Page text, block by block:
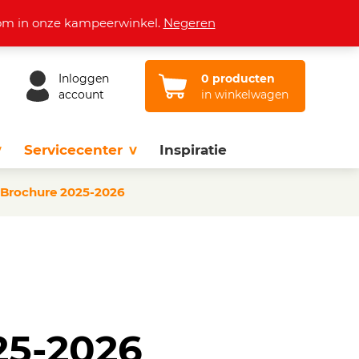
Openingstijden Vacatures
Inloggen
account
0 producten
in winkelwagen
Servicecenter Inspiratie
2025-2026
2026
in onze kampeerwinkel. Negeren